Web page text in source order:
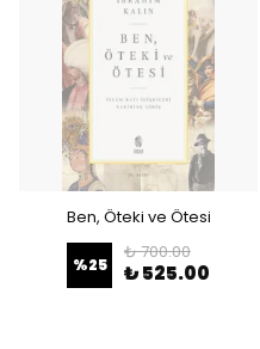
Ben, Öteki ve Ötesi
%25
₺ 700.00
₺ 525.00